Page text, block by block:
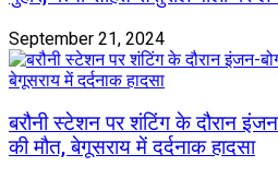
September 21, 2024
बरौनी स्टेशन पर शंटिंग के दौरान
की मौत, बेगूसराय में दर्दनाक हादसा